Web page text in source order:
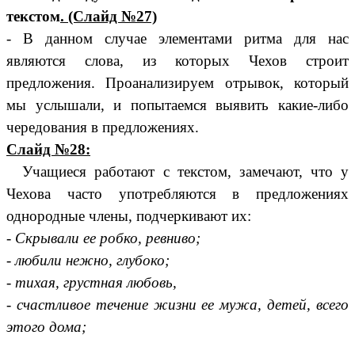
текстом. (Слайд №27)
- В данном случае элементами ритма для нас
являются слова, из которых Чехов строит
предложения. Проанализируем отрывок, который
мы услышали, и попытаемся выявить какие-либо
чередования в предложениях.
Слайд №28:
Учащиеся работают с текстом, замечают, что у
Чехова часто употребляются в предложениях
однородные члены, подчеркивают их:
- Скрывали ее робко, ревниво;
- любили нежно, глубоко;
- тихая, грустная любовь,
- счастливое течение жизни ее мужа, детей, всего
этого дома;